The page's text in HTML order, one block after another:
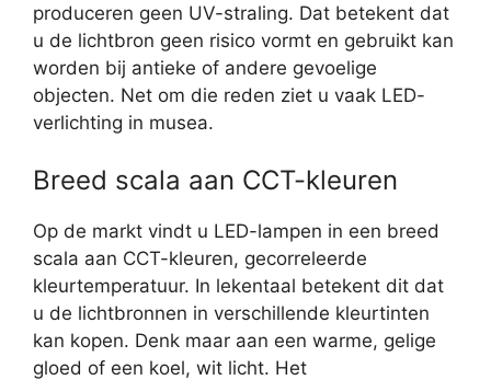
produceren geen UV-straling. Dat betekent dat
u de lichtbron geen risico vormt en gebruikt kan
worden bij antieke of andere gevoelige
objecten. Net om die reden ziet u vaak LED-
verlichting in musea.
Breed scala aan CCT-kleuren
Op de markt vindt u LED-lampen in een breed
scala aan CCT-kleuren, gecorreleerde
kleurtemperatuur. In lekentaal betekent dit dat
u de lichtbronnen in verschillende kleurtinten
kan kopen. Denk maar aan een warme, gelige
gloed of een koel, wit licht. Het